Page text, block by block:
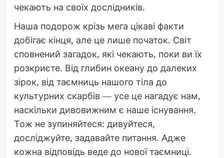
чекають на своїх дослідників.
Наша подорож крізь мега цікаві факти
добігає кінця, але це лише початок. Світ
сповнений загадок, які чекають, поки ви їх
розкриєте. Від глибин океану до далеких
зірок, від таємниць нашого тіла до
культурних скарбів — усе це нагадує нам,
наскільки дивовижним є наше існування.
Тож не зупиняйтеся: дивуйтеся,
досліджуйте, задавайте питання. Адже
кожна відповідь веде до нової таємниці.